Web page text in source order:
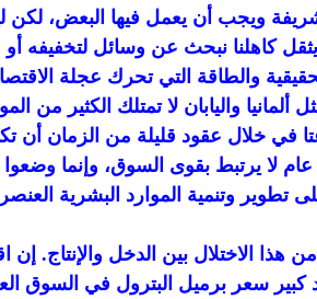
ويجب أن يعمل فيها البعض،
كاهلنا نبحث عن وسائل لتخفيفه
والطاقة التي تحرك عجلة
واليابان لا تمتلك الكثير من
في خلال عقود قليلة من الزمان
يرتبط بقوى السوق، وإنما وضعوا
وتنمية الموارد البشرية
بين الدخل والإنتاج. إن
كبير سعر برميل البترول في السوق